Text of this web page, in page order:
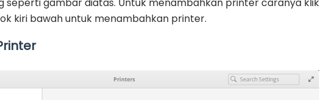
kiri bawah untuk menambahkan printer.